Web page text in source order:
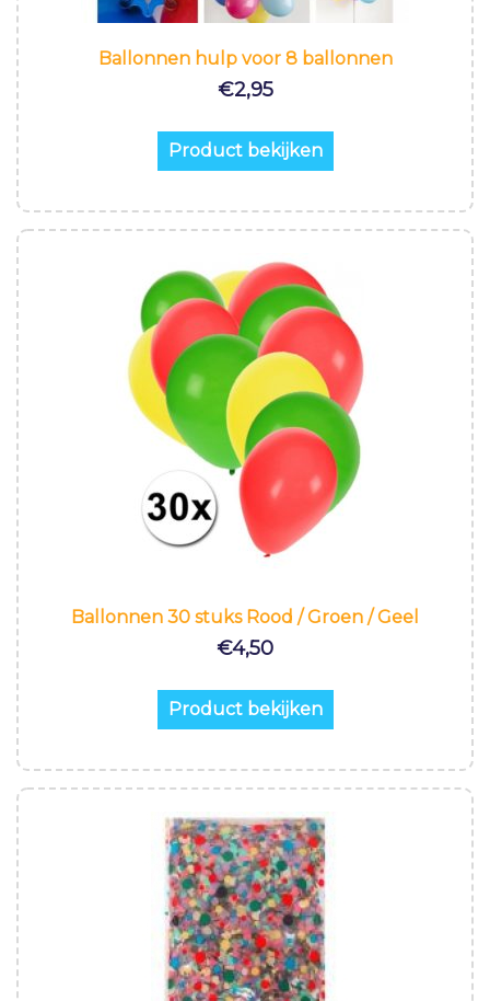
Ballonnen hulp voor 8 ballonnen
€2,95
Product bekijken
Ballonnen 30 stuks Rood / Groen / Geel
€4,50
Product bekijken